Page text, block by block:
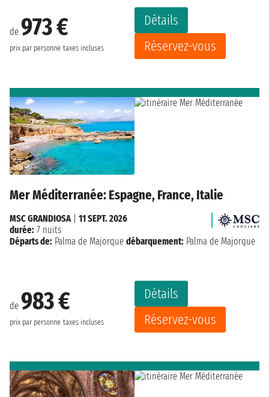
de 973 €
prix par personne taxes incluses
Détails
Réservez-vous
Mer Méditerranée: Espagne, France, Italie
de 983 €
prix par personne taxes incluses
Détails
Réservez-vous
MSC GRANDIOSA| 11 SEPT. 2026
durée: 7 nuits
Départs de: Palma de Majorque débarquement: Palma de Majorque